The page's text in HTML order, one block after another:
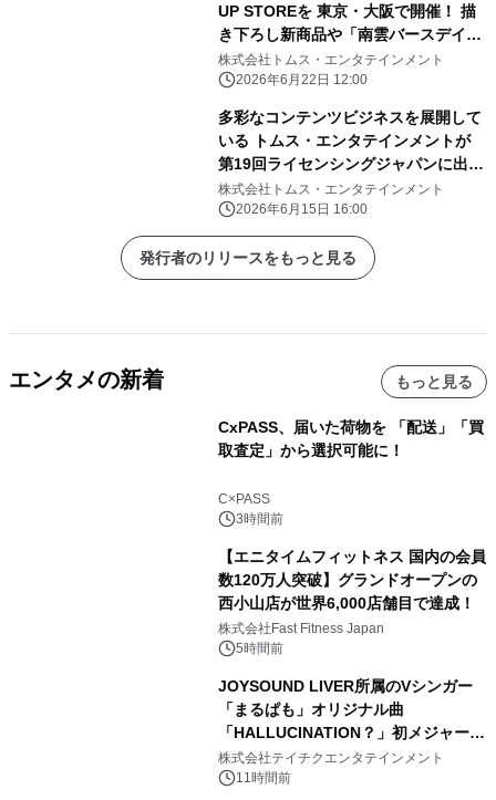
UP STOREを 東京・大阪で開催！ 描
き下ろし新商品や「南雲バースデイ」
グッズが登場
株式会社トムス・エンタテインメント
2026年6月22日 12:00
多彩なコンテンツビジネスを展開して
いる トムス・エンタテインメントが
第19回ライセンシングジャパンに出
展！
株式会社トムス・エンタテインメント
2026年6月15日 16:00
発行者のリリースをもっと見る
エンタメの新着 もっと見る
CxPASS、届いた荷物を 「配送」「買
取査定」から選択可能に！
C×PASS
3時間前
【エニタイムフィットネス 国内の会員
数120万人突破】グランドオープンの
西小山店が世界6,000店舗目で達成！
株式会社Fast Fitness Japan
5時間前
JOYSOUND LIVER所属のVシンガー
「まるぱも」オリジナル曲
「HALLUCINATION？」初メジャー配
信リリース決定！
株式会社テイチクエンタテインメント
11時間前